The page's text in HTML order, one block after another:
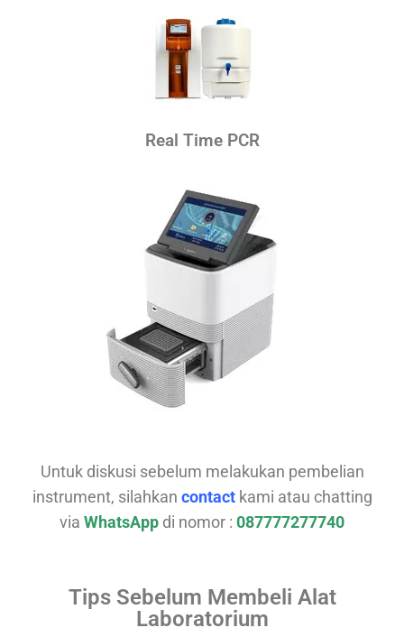
Real Time PCR
Untuk diskusi sebelum melakukan pembelian
instrument, silahkan contactkami atau chatting
via WhatsApp di nomor : 087777277740
Tips Sebelum Membeli Alat
Laboratorium